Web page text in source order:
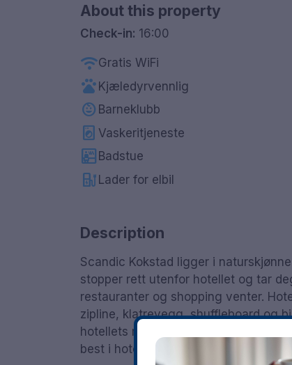
About this property
Check-in: 16:00
wifiGratis WiFi
pets Kjæledyrvennlig
child_care Barneklubb
local_laundry_service Vaskeritjeneste
sauna Badstue
ev_station Lader for elbil
Description
Scandic Kokstad ligger i
stopper rett utenfor hotellet og tar
restauranter og shopping venter.
zipline, klatrevegg, shuffleboard og
hotellets restaurant, og lobbyen
best i hotellets avslapningsområde